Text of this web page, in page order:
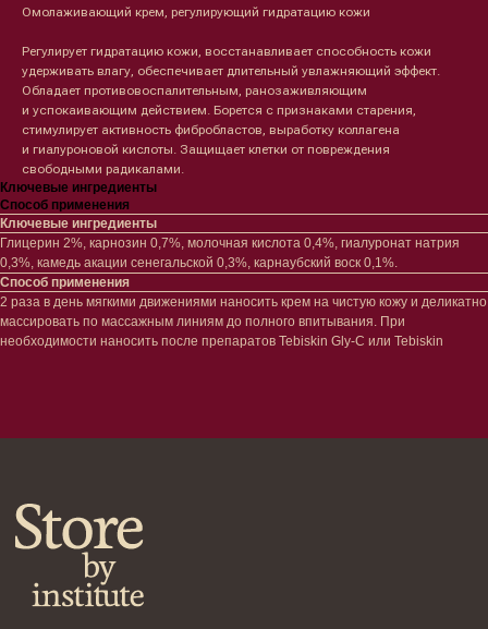
Омолаживающий крем, регулирующий гидратацию кожи
Регулирует гидратацию кожи, восстанавливает способность кожи
удерживать влагу, обеспечивает длительный увлажняющий эффект.
Обладает противовоспалительным, ранозаживляющим
и успокаивающим действием. Борется с признаками старения,
стимулирует активность фибробластов, выработку коллагена
и гиалуроновой кислоты. Защищает клетки от повреждения
свободными радикалами.
Ключевые ингредиенты
Способ применения
Ключевые ингредиенты
Глицерин 2%, карнозин 0,7%, молочная кислота 0,4%, гиалуронат натрия
0,3%, камедь акации сенегальской 0,3%, карнаубский воск 0,1%.
Способ применения
2 раза в день мягкими движениями наносить крем на чистую кожу и деликатно
массировать по массажным линиям до полного впитывания. При
необходимости наносить после препаратов Tebiskin Gly-C или Tebiskin
Тело
Проблемы
Кремы
Лосьоны
Шея и зона декольте
Пилинги/масла
Уход за руками
Уход за ногами
Средства для ванны
Гаджеты
Клиентам
Система лояльности
Лицо
Проблемы
Очищение
Увлажнение/питание
Сыворотки/ эссенции
Ретинол
Защита от солнца
Тонизация
Восстановление
Маски и патчи
Уход за губами
Декоротивная косметика
Кондиционеры/бальзамы
Средства для укладки